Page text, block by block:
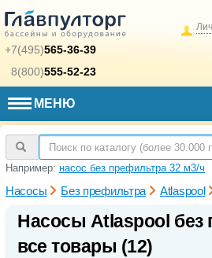
+7(495)565-36-39
8(800)555-52-23
МЕНЮ
Например: насос без префильтра 32 м3/ч
Насосы Без префильтра Atlaspool
Насосы Atlaspool без
все товары (12)